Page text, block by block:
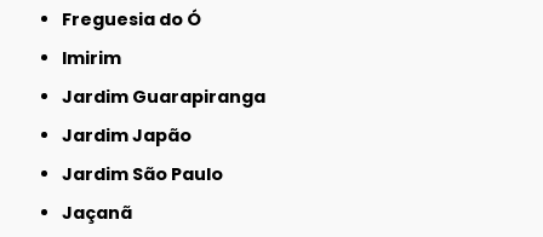
Freguesia do Ó
Imirim
Jardim Guarapiranga
Jardim Japão
Jardim São Paulo
Jaçanã